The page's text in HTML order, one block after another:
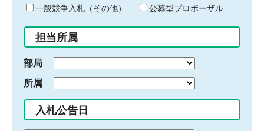
ド
入
力
一般競争入札（その他）
公募型プロポーザル
担当所属
部局
所属
入札公告日